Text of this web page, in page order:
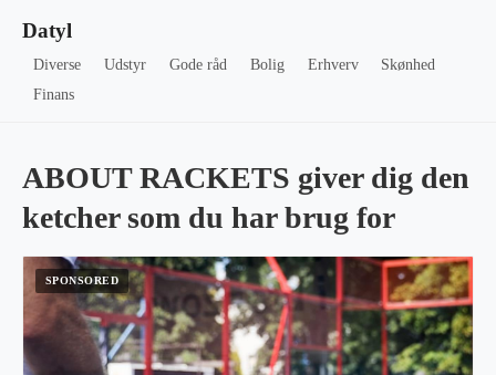
Datyl
Diverse Udstyr Gode råd Bolig Erhverv
Skønhed
Finans
ABOUT RACKETS giver dig den
ketcher som du har brug for